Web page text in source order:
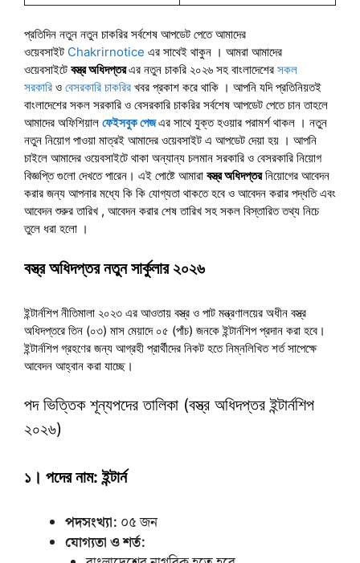
প্রতিদিন নতুন নতুন চাকরির সর্বশেষ আপডেট পেতে আমাদের
ওয়েবসাইট Chakrirnotice এর সাথেই থাকুন । আমরা আমাদের
ওয়েবসাইটে বস্ত্র অধিদপ্তরএর নতুন চাকরি ২০২৬ সহ বাংলাদেশের সকল
সরকারি ও বেসরকারি চাকরির খবর প্রকাশ করে থাকি । আপনি যদি প্রতিনিয়তই
বাংলাদেশের সকল সরকারি ও বেসরকারি চাকরির সর্বশেষ আপডেট পেতে চান তাহলে
আমাদের অফিশিয়াল ফেইসবুক পেজএর সাথে যুক্ত হওয়ার পরামর্শ থাকল । নতুন
নতুন নিয়োগ পাওয়া মাত্রই আমাদের ওয়েবসাইট এ আপডেট দেয়া হয় । আপনি
চাইলে আমাদের ওয়েবসাইটে থাকা অন্যান্য চলমান সরকারি ও বেসরকারি নিয়োগ
বিজ্ঞপ্তি গুলো দেখতে পারেন। এই পোষ্টে আমারা বস্ত্র অধিদপ্তরনিয়োগের আবেদন
করার জন্য আপনার মধ্যে কি কি যোগ্যতা থাকতে হবে ও আবেদন করার পদ্ধতি এবং
আবেদন শুরুর তারিখ , আবেদন করার শেষ তারিখ সহ সকল বিস্তারিত তথ্য নিচে
তুলে ধরা হলো ।
বস্ত্র অধিদপ্তর নতুন সার্কুলার ২০২৬
ইন্টার্নশিপ নীতিমালা ২০২৩ এর আওতায় বস্ত্র ও পাট মন্ত্রণালয়ের অধীন বস্ত্র
অধিদপ্তরে তিন (০৩) মাস মেয়াদে ০৫ (পাঁচ) জনকে ইন্টার্নশিপ প্রদান করা হবে।
ইন্টার্নশিপ গ্রহণের জন্য আগ্রহী প্রার্থীদের নিকট হতে নিম্নলিখিত শর্ত সাপেক্ষে
আবেদন আহ্বান করা যাচ্ছে।
পদ ভিত্তিক শূন্যপদের তালিকা (বস্ত্র অধিদপ্তর ইন্টার্নশিপ
২০২৬)
১। পদের নাম: ইন্টার্ন
পদসংখ্যা: ০৫ জন
যোগ্যতা ও শর্ত: